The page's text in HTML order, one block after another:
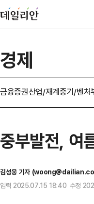
경제
금융증권산업/재계중기/벤처
중부발전, 여
김성웅 기자
입력 2025.07.15 18:40 수정